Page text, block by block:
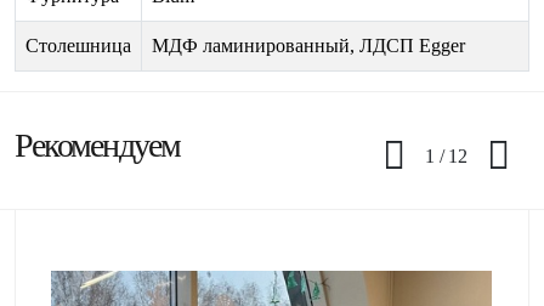
Столешница МДФ ламинированный, ЛДСП Egger
Рекомендуем